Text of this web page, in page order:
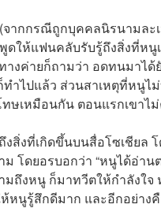
ากกรณีถูกบุคคลนิรนามละ
ให้แฟนคลับรับรู้ถึงสิ่งที่ห
างค่ายก็ถามว่า อดทนมาไ
ไปแล้ว ส่วนสาเหตุที่หนูไ
ษเหมือนกัน ตอนแรกเขาไ
สิ่งที่เกิดขึ้นบนสื่อโซเชียล
ม โดยอรบอกว่า “หนูได้อ่
ถึงหนู ก็มาทวีตให้กำลังใ
หนูรู้สึกดีมาก และอีกอย่าง